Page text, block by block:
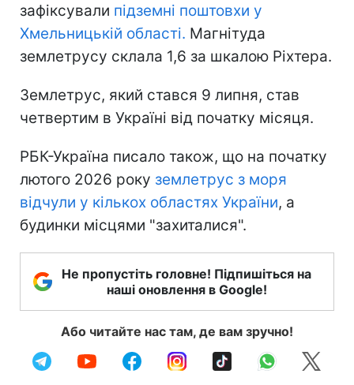
зафіксували підземні поштовхи у
Хмельницькій області. Магнітуда
землетрусу склала 1,6 за шкалою Ріхтера.
Землетрус, який стався 9 липня, став
четвертим в Україні від початку місяця.
РБК-Україна писало також, що на початку
лютого 2026 року землетрус з моря
відчули у кількох областях України, а
будинки місцями "захиталися".
Не пропустіть головне! Підпишіться на
наші оновлення в Google!
Або читайте нас там, де вам зручно!